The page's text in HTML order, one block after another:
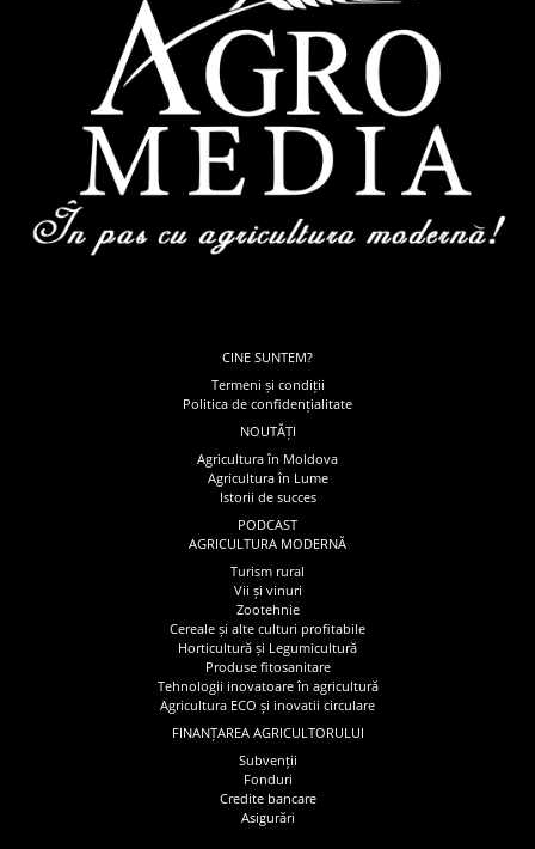
CINE SUNTEM?
Termeni și condiții
Politica de confidențialitate
NOUTĂȚI
Agricultura în Moldova
Agricultura în Lume
Istorii de succes
PODCAST
AGRICULTURA MODERNĂ
Turism rural
Vii și vinuri
Zootehnie
Cereale și alte culturi profitabile
Horticultură și Legumicultură
Produse fitosanitare
Tehnologii inovatoare în agricultură
Agricultura ECO și inovatii circulare
FINANȚAREA AGRICULTORULUI
Subvenții
Fonduri
Credite bancare
Asigurări